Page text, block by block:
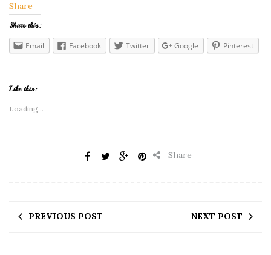
Share
Share this:
Email Facebook Twitter Google Pinterest
Like this:
Loading...
Share
PREVIOUS POST NEXT POST